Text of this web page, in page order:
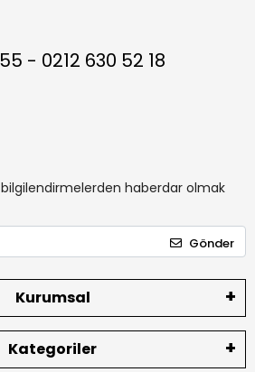
- 0212 630 52 18
haberdar olmak
Gönder
Kurumsal
Kategoriler